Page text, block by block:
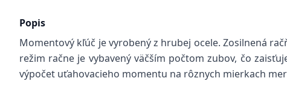
Popis
Momentový kľúč je vyrobený z hrubej ocele. Zosilnená
režim račne je vybavený väčším počtom zubov, čo
výpočet uťahovacieho momentu na rôznych mierkach